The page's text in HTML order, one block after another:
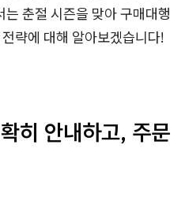
춘절 시즌을 맞아 구매대행
략에 대해 알아보겠습니다!
히 안내하고, 주문